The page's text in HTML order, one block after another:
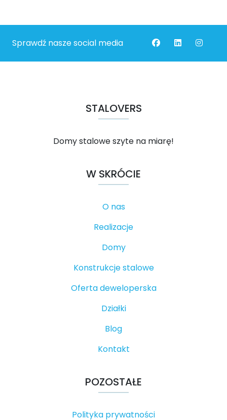
Sprawdź nasze social media
STALOVERS
Domy stalowe szyte na miarę!
W SKRÓCIE
O nas
Realizacje
Domy
Konstrukcje stalowe
Oferta deweloperska
Działki
Blog
Kontakt
POZOSTAŁE
Polityka prywatności